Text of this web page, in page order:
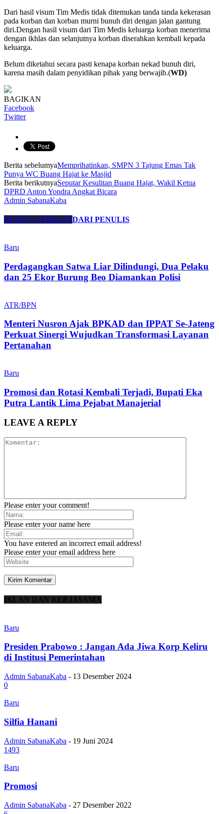
Dari hasil visum Tim Medis tidak ditemukan tanda tanda kekerasan
pada korban dan korban murni bunuh diri dengan jalan gantung
diri.Dengan hasil visum dari Tim Medis keluarga korban menerima
dengan ikhlas dan selanjutnya korban diserahkan kembali kepada
keluarga.
Belum diketahui secara pasti kenapa korban nekad bunuh diri,
karena masih dalam penyidikan pihak yang berwajib.(WD)
BAGIKAN
Facebook
Twitter
Berita sebelumyaMemprihatinkan, SMPN 3 Tajung Emas Tak
Punya WC Buang Hajat ke Masjid
Berita berikutnyaSeputar Kesulitan Buang Hajat, Wakil Ketua
DPRD Anton Yondra Angkat Bicara
Admin SabanaKaba
BERITA TERKAITDARI PENULIS
Baru
Perdagangkan Satwa Liar Dilindungi, Dua Pelaku
dan 25 Ekor Burung Beo Diamankan Polisi
ATR/BPN
Menteri Nusron Ajak BPKAD dan IPPAT Se-Jateng
Perkuat Sinergi Wujudkan Transformasi Layanan
Pertanahan
Baru
Promosi dan Rotasi Kembali Terjadi, Bupati Eka
Putra Lantik Lima Pejabat Manajerial
LEAVE A REPLY
Please enter your comment!
Please enter your name here
You have entered an incorrect email address!
Please enter your email address here
IKLAN DAN KERJASAMA
Baru
Presiden Prabowo : Jangan Ada Jiwa Korp Keliru
di Institusi Pemerintahan
Admin SabanaKaba - 13 Desember 2024
0
Baru
Silfia Hanani
Admin SabanaKaba - 19 Juni 2024
1493
Baru
Promosi
Admin SabanaKaba - 27 Desember 2022